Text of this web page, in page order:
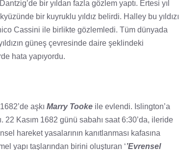
bir yıldan fazla gözlem yaptı. Ertesi yıl
bir kuyruklu yıldız belirdi. Halley bu yıldızı
Cassini ile birlikte gözlemledi. Tüm dünyada
güneş çevresinde daire şeklindeki
hata yapıyordu.
aşkı Marry Tooke ile evlendi. Islington’a
Kasım 1682 günü sabahı saat 6:30’da, ileride
hareket yasalarının kanıtlanması kafasına
yapı taşlarından birini oluşturan ‘’Evrensel